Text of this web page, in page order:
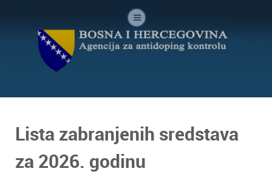
Lista zabranjenih sredstava
za 2026. godinu